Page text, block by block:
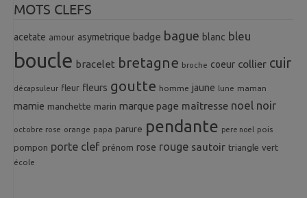
MOTS CLEFS
acetate amour asymetrique badge bague blanc bleu
boucle bracelet bretagne broche coeur collier cuir
décapsuleur fleur fleurs goutte homme jaune lune maman
mamie manchette marin marque page maîtresse noel noir
octobre rose orange papa parure pendante pere noel pois
pompon porte clef prénom rose rouge sautoir triangle vert
école